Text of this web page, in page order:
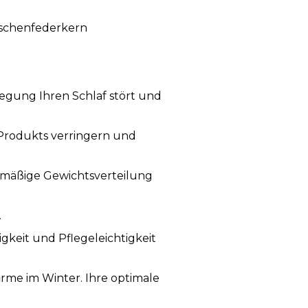
Ihren Schlaf stört und
verringern und
Gewichtsverteilung
und Pflegeleichtigkeit
im Winter. Ihre optimale